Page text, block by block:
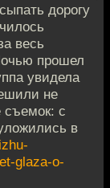
дорогу
весь
прошел
увидела
не
съемок: с
в
glaza-o-